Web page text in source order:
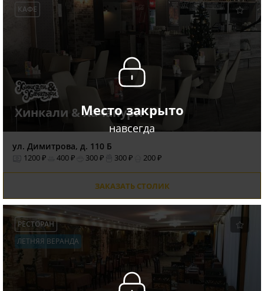
Место закрыто
навсегда
КАФЕ
Хинкали & Хачапури
ул. Димитрова, д. 110 Б
1200 ₽ 400 ₽ 300 ₽ 300 ₽ 200 ₽
ЗАКАЗАТЬ СТОЛИК
РЕСТОРАН
ЛЕТНЯЯ ВЕРАНДА